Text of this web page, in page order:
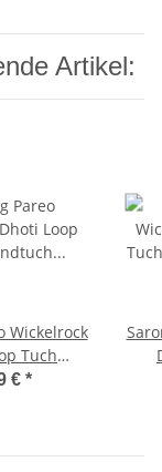
Artikel:
Wickelrock
Tuch
€ *